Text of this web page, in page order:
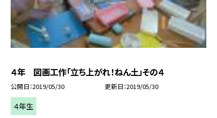
４年 図画工作「立ち上がれ！ねん土」その４
公開日 2019/05/30 更新日 2019/05/30
４年生